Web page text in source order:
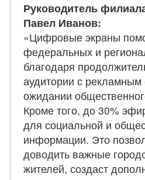
Руководитель
Павел Иванов:
«Цифровые экраны
федеральных и
благодаря
аудитории с
ожидании
Кроме того, до 30%
для социальной и
информации. Это
доводить важные
жителей, создаст